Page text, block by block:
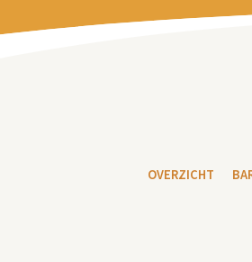
OVERZICHT